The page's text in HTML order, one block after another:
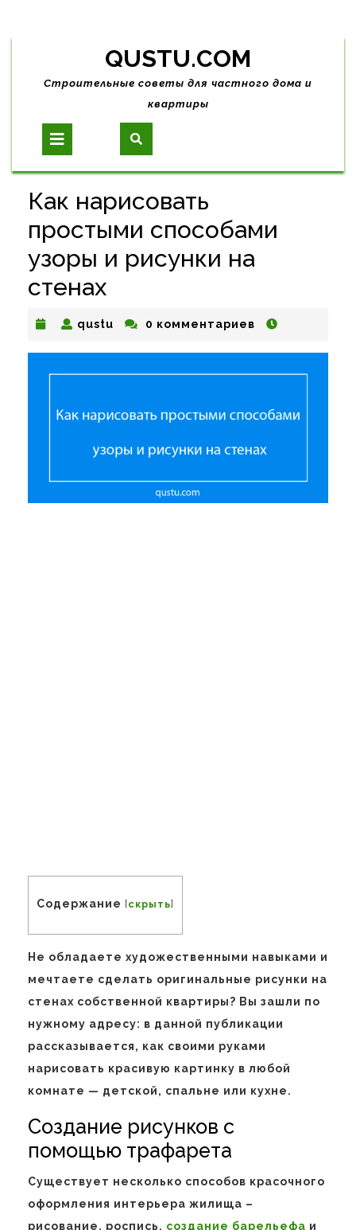
Skip
content
QUSTU.COM
Строительные советы для частного дома и
квартиры
Open
Button
Как нарисовать
простыми способами
узоры и рисунки на
стенах
qustu qustu0 комментариев
Содержание [скрыть]
Не обладаете художественными навыками и
мечтаете сделать оригинальные рисунки на
стенах собственной квартиры? Вы зашли по
нужному адресу: в данной публикации
рассказывается, как своими руками
нарисовать красивую картинку в любой
комнате — детской, спальне или кухне.
Создание рисунков с
помощью трафарета
Существует несколько способов красочного
оформления интерьера жилища –
рисование, роспись, создание барельефа и